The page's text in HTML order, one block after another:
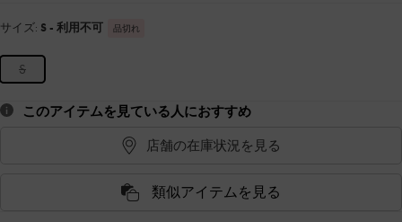
サイズ: S - 利用不可 品切れ
S
このアイテムを見ている人におすすめ
店舗の在庫状況を見る
類似アイテムを見る